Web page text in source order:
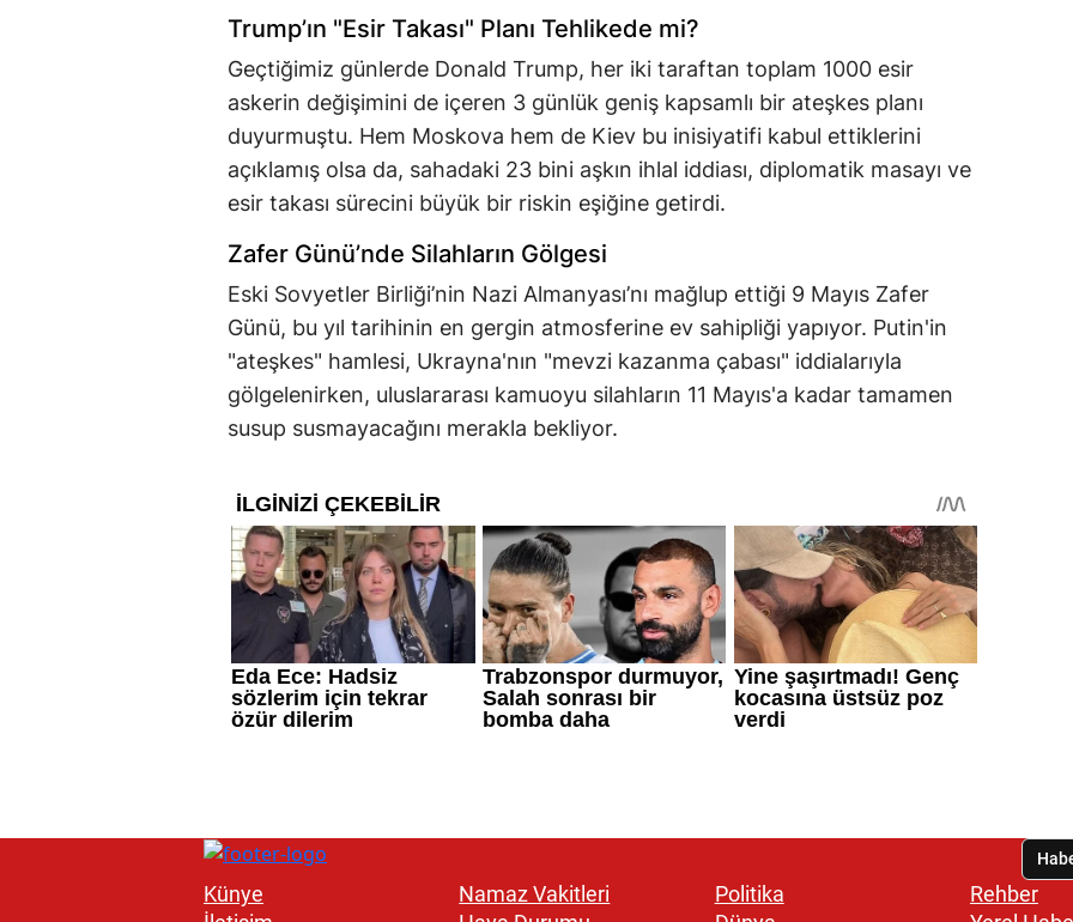
Trump’ın "Esir Takası" Planı Tehlikede mi?
Geçtiğimiz günlerde Donald Trump, her iki taraftan toplam 1000 esir
askerin değişimini de içeren 3 günlük geniş kapsamlı bir ateşkes planı
duyurmuştu. Hem Moskova hem de Kiev bu inisiyatifi kabul ettiklerini
açıklamış olsa da, sahadaki 23 bini aşkın ihlal iddiası, diplomatik masayı ve
esir takası sürecini büyük bir riskin eşiğine getirdi.
Zafer Günü’nde Silahların Gölgesi
Eski Sovyetler Birliği’nin Nazi Almanyası’nı mağlup ettiği 9 Mayıs Zafer
Günü, bu yıl tarihinin en gergin atmosferine ev sahipliği yapıyor. Putin'in
"ateşkes" hamlesi, Ukrayna'nın "mevzi kazanma çabası" iddialarıyla
gölgelenirken, uluslararası kamuoyu silahların 11 Mayıs'a kadar tamamen
susup susmayacağını merakla bekliyor.
Künye
Namaz Vakitleri
Politika
Rehber